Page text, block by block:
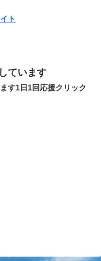
ト
ています
す1日1回応援クリック